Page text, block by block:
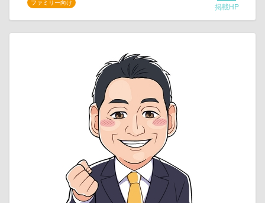
ファミリー向け 掲載HP